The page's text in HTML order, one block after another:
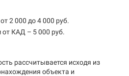
2 000 до 4 000 руб.
КАД – 5 000 руб.
рассчитывается исходя из
объекта и